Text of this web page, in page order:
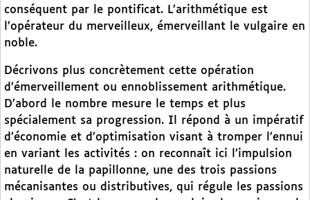
conséquent par le pontificat. L’arithmétique est
l’opérateur du merveilleux, émerveillant le vulgaire en
noble.
Décrivons plus concrètement cette opération
d’émerveillement ou ennoblissement arithmétique.
D’abord le nombre mesure le temps et plus
spécialement sa progression. Il répond à un impératif
d’économie et d’optimisation visant à tromper l’ennui
en variant les activités : on reconnaît ici l’impulsion
naturelle de la papillonne, une des trois passions
mécanisantes ou distributives, qui régule les passions